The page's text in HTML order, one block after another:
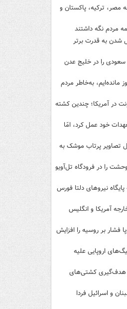
مصر، ترکیه، پاکستان و
مردم نگه داشتند
شدن به قدرت برتر
را در خلیج عدن
مانده‌ایم، به‌خاطر مردم
در آمریکا؛ چندین کشته
خود عمل کرد، امّا
تصاویر پرتاب موشک به
را در فرودگاه تل‌آویو
نیروهای دلتا فورس
آمریکا و انگلیس
فشار بر روسیه را افزایش
اروپایی علیه
هدف‌گیری کشتی‌های
و اسرائیل فردا